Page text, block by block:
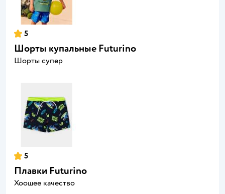
5
Шорты купальные Futurino
Шорты супер
5
Плавки Futurino
Хоошее качество